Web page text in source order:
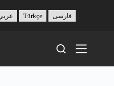
Türkçe فارسی